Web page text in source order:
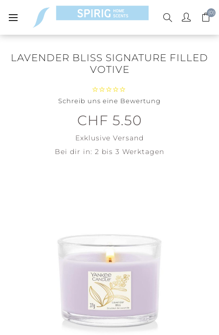
(0)
LAVENDER BLISS SIGNATURE FILLED
VOTIVE
Schreib uns eine Bewertung
CHF 5.50
Exklusive Versand
Bei dir in: 2 bis 3 Werktagen